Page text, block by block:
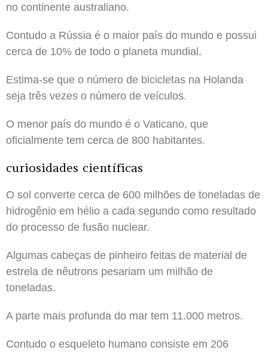
no continente australiano.
Contudo a Rússia é o maior país do mundo e possui
cerca de 10% de todo o planeta mundial.
Estima-se que o número de bicicletas na Holanda
seja três vezes o número de veículos.
O menor país do mundo é o Vaticano, que
oficialmente tem cerca de 800 habitantes.
curiosidades científicas
O sol converte cerca de 600 milhões de toneladas de
hidrogênio em hélio a cada segundo como resultado
do processo de fusão nuclear.
Algumas cabeças de pinheiro feitas de material de
estrela de nêutrons pesariam um milhão de
toneladas.
A parte mais profunda do mar tem 11.000 metros.
Contudo o esqueleto humano consiste em 206